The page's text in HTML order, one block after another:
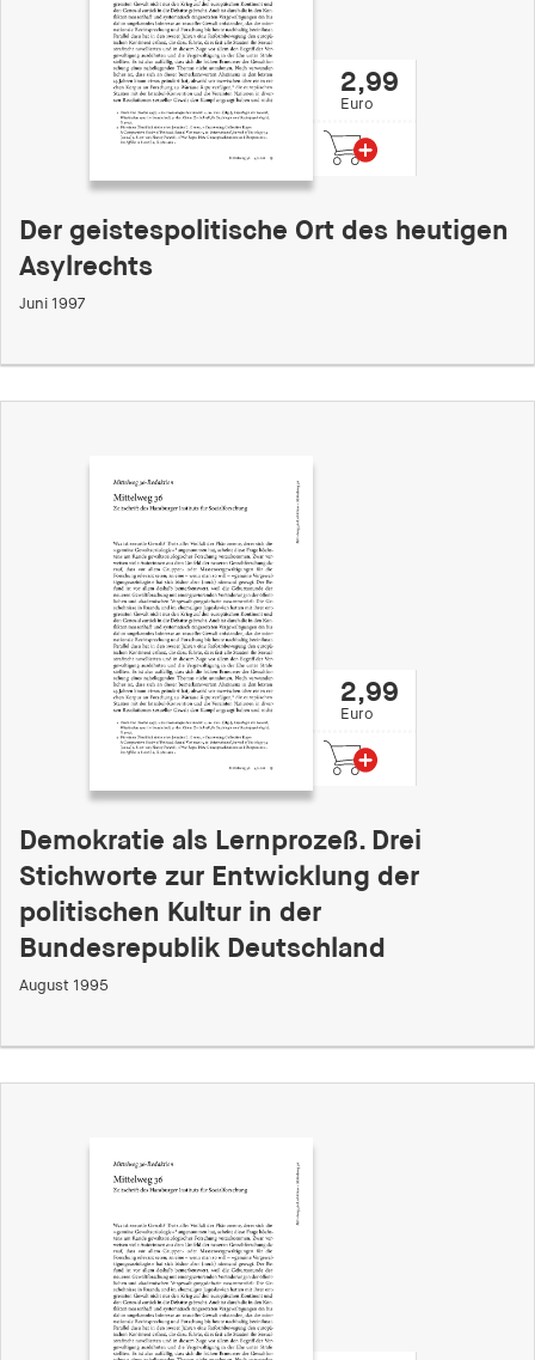
2,99
Euro
Der geistespolitische Ort des heutigen
Asylrechts
Juni 1997
2,99
Euro
Demokratie als Lernprozeß. Drei
Stichworte zur Entwicklung der
politischen Kultur in der
Bundesrepublik Deutschland
August 1995